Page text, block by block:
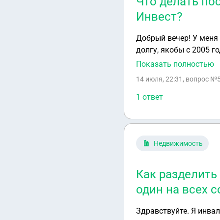
Инвест?
Добрый вечер! У меня арестовали счета по заявлению Аврора инвест по какому-то неизвестному мне
долгу, якобы с 2005 года. Сейчас я получила отмену приказа. Что мне сейчас нужно
на который они
задолженность.
их иска в мой адрес.
Показать полностью
14 июля, 22:31 , вопрос
1 ответ
Недвижимость
Как
один на всех
Здравствуйте. Я